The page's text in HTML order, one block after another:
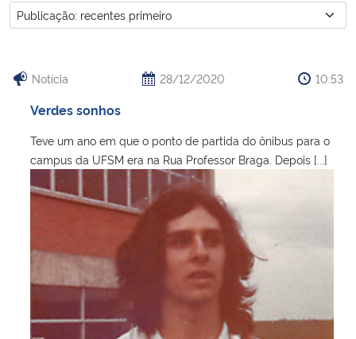
Ministério da Agricultura, Pecuária e Abastecimento
Ministério da Saúde
Ministério de Minas e Energia
Ministério da Ciência, Tecnologia, Inovações e Comunicações
Ministério do Meio Ambiente
Notícia 28/12/2020 10:53
Verdes sonhos
Teve um ano em que o ponto de partida do ônibus para o
campus da UFSM era na Rua Professor Braga. Depois [...]